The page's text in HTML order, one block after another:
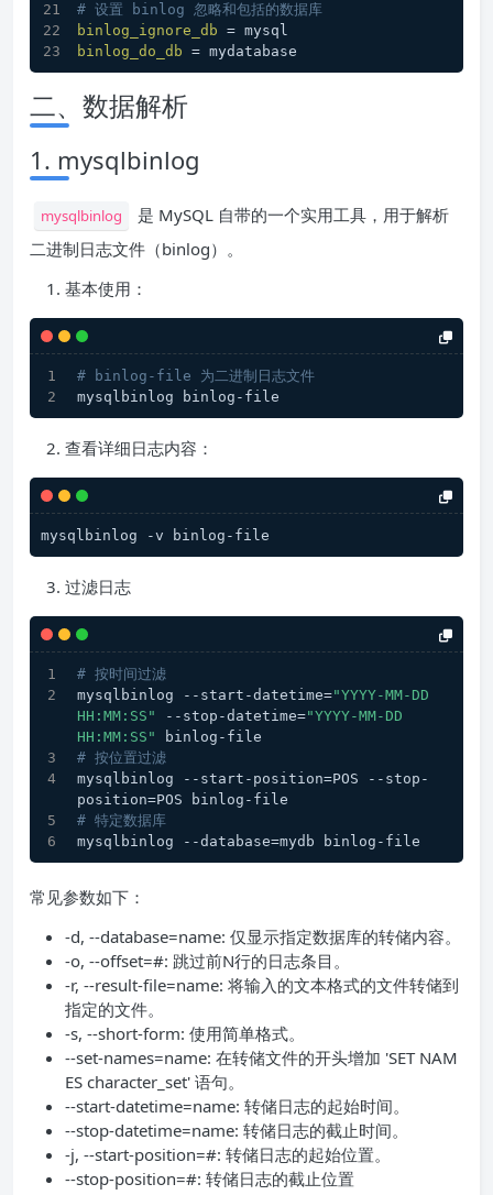
# 设置 binlog 忽略和包括的数据库
binlog_ignore_db = mysql
binlog_do_db = mydatabase
二、数据解析
1. mysqlbinlog
mysqlbinlog
是 MySQL 自带的一个实用工具，用于解析
二进制日志文件（binlog）。
基本使用：
# binlog-file 为二进制日志文件
mysqlbinlog binlog-file
查看详细日志内容：
mysqlbinlog -v binlog-file
过滤日志
# 按时间过滤
mysqlbinlog --start-datetime="YYYY-MM-DD
HH:MM:SS"
--stop-datetime="YYYY-MM-DD
HH:MM:SS"
binlog-file
# 按位置过滤
mysqlbinlog --start-position=POS --stop-
position=POS binlog-file
# 特定数据库
mysqlbinlog --database=mydb binlog-file
常见参数如下：
-d, --database=name: 仅显示指定数据库的转储内容。
-o, --offset=#: 跳过前N行的日志条目。
-r, --result-file=name: 将输入的文本格式的文件转储到
指定的文件。
-s, --short-form: 使用简单格式。
--set-names=name: 在转储文件的开头增加 'SET NAM
ES character_set' 语句。
--start-datetime=name: 转储日志的起始时间。
--stop-datetime=name: 转储日志的截止时间。
-j, --start-position=#: 转储日志的起始位置。
--stop-position=#: 转储日志的截止位置